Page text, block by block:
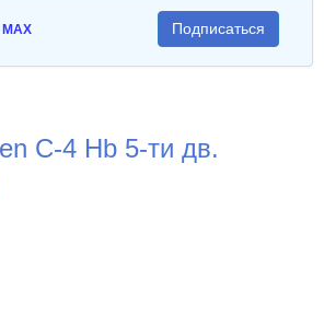
Подписаться
С-4 Hb 5-ти дв.